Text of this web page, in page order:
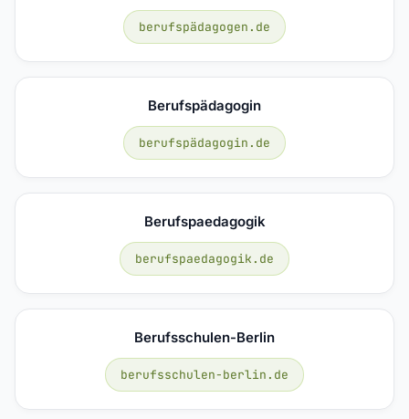
berufspädagogen.de
Berufspädagogin
berufspädagogin.de
Berufspaedagogik
berufspaedagogik.de
Berufsschulen-Berlin
berufsschulen-berlin.de